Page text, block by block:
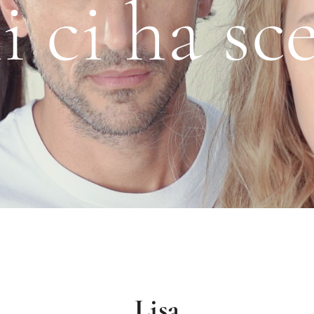
ci ha